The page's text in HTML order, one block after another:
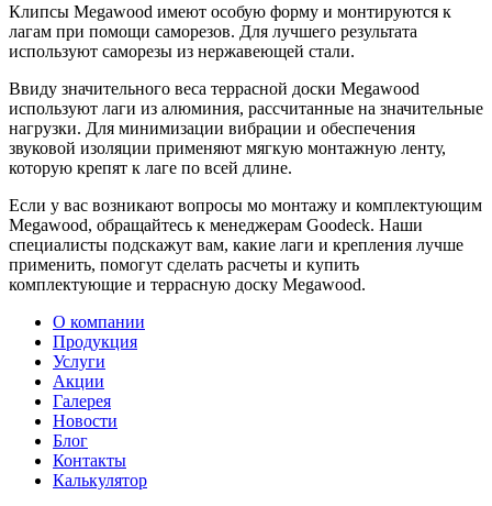
Клипсы Megawood имеют особую форму и монтируются к
лагам при помощи саморезов. Для лучшего результата
используют саморезы из нержавеющей стали.
Ввиду значительного веса террасной доски Megawood
используют лаги из алюминия, рассчитанные на значительные
нагрузки. Для минимизации вибрации и обеспечения
звуковой изоляции применяют мягкую монтажную ленту,
которую крепят к лаге по всей длине.
Если у вас возникают вопросы мо монтажу и комплектующим
Megawood, обращайтесь к менеджерам Goodeck. Наши
специалисты подскажут вам, какие лаги и крепления лучше
применить, помогут сделать расчеты и купить
комплектующие и террасную доску Megawoоd.
О компании
Продукция
Услуги
Акции
Галерея
Новости
Блог
Контакты
Калькулятор